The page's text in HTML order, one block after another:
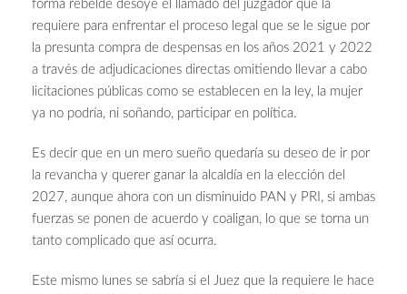
forma rebelde desoye el llamado del juzgador que la
requiere para enfrentar el proceso legal que se le sigue por
la presunta compra de despensas en los años 2021 y 2022
a través de adjudicaciones directas omitiendo llevar a cabo
licitaciones públicas como se establecen en la ley, la mujer
ya no podría, ni soñando, participar en política.
Es decir que en un mero sueño quedaría su deseo de ir por
la revancha y querer ganar la alcaldía en la elección del
2027, aunque ahora con un disminuido PAN y PRI, si ambas
fuerzas se ponen de acuerdo y coaligan, lo que se torna un
tanto complicado que así ocurra.
Este mismo lunes se sabría si el Juez que la requiere le hace